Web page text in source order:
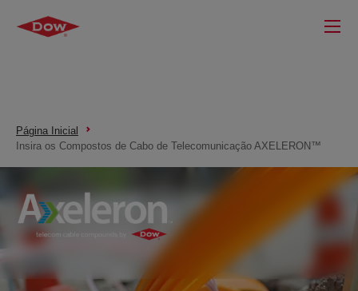
Página Inicial
Insira os Compostos de Cabo de Telecomunicação AXELERON™